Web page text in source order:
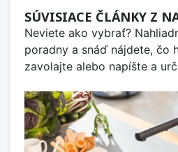
SÚVISIACE ČLÁNKY Z
Neviete ako vybrať?
poradny a snáď nájdete, čo
zavolajte alebo napíšte a